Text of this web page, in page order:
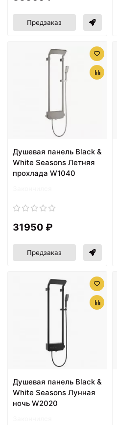
Предзаказ
Душевая панель Black &
White Seasons Летняя
прохлада W1040
31950 ₽
Предзаказ
Душевая панель Black &
White Seasons Лунная
ночь W2020